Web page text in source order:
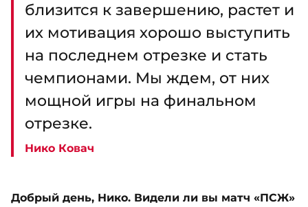
близится к завершению, растет и
их мотивация хорошо выступить
на последнем отрезке и стать
чемпионами. Мы ждем, от них
мощной игры на финальном
отрезке.
Нико Ковач
Добрый день, Нико. Видели ли вы матч «ПСЖ»